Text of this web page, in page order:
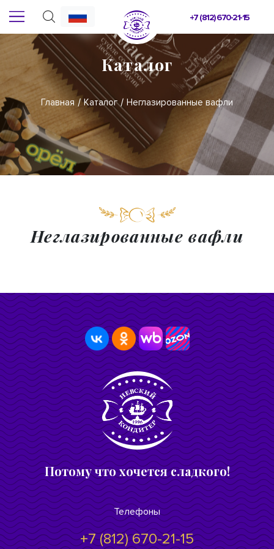
+7 (812) 670-21-15
Каталог
Главная Каталог Неглазированные вафли
Неглазированные вафли
Потому что хочется сладкого!
Телефоны
+7 (812) 670-21-15